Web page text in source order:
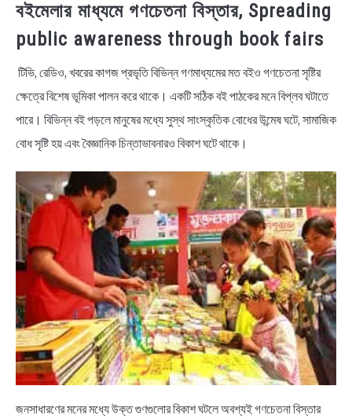
বইমেলার মাধ্যমে গণচেতনা বিস্তার, Spreading
public awareness through book fairs
টিভি, রেডিও, খবরের কাগজ প্রভৃতি বিভিন্ন গণমাধ্যমের মত বইও গণচেতনা সৃষ্টির
ক্ষেত্রে বিশেষ ভূমিকা পালন করে থাকে। একটি সঠিক বই পাঠকের মনে বিপ্লব ঘটাতে
পারে। বিভিন্ন বই পড়লে মানুষের মধ্যে সুস্থ সাংস্কৃতিক বোধের উন্মেষ ঘটে, সামাজিক
বোধ সৃষ্টি হয় এবং বৈজ্ঞানিক চিন্তাভাবনারও বিকাশ ঘটে থাকে।
জনসাধারণের মনের মধ্যে উক্ত গুণগুলোর বিকাশ ঘটলে অবশ্যই গণচেতনা বিস্তার